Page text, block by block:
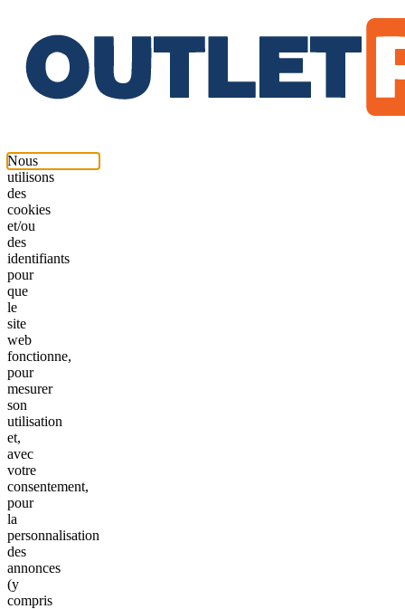
Nous
utilisons
des
cookies
et/ou
des
identifiants
pour
que
le
site
web
fonctionne,
pour
mesurer
son
utilisation
et,
avec
votre
consentement,
pour
la
personnalisation
des
annonces
(y
compris